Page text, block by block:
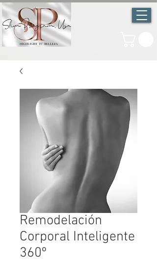
Remodelación
Corporal Inteligente
360º